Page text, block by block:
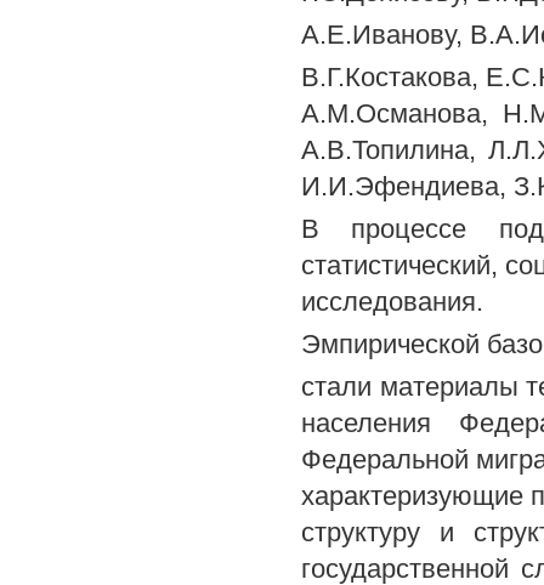
A.Е.Иванову,
B.Г.Костакова,
А.М.Османова,
А.В.Топилина,
И.И.Эфендиева,
В процессе
статистический,
исследования.
Эмпирической
стали материалы
населения
Федеральной
характеризующие
структуру и
государственной